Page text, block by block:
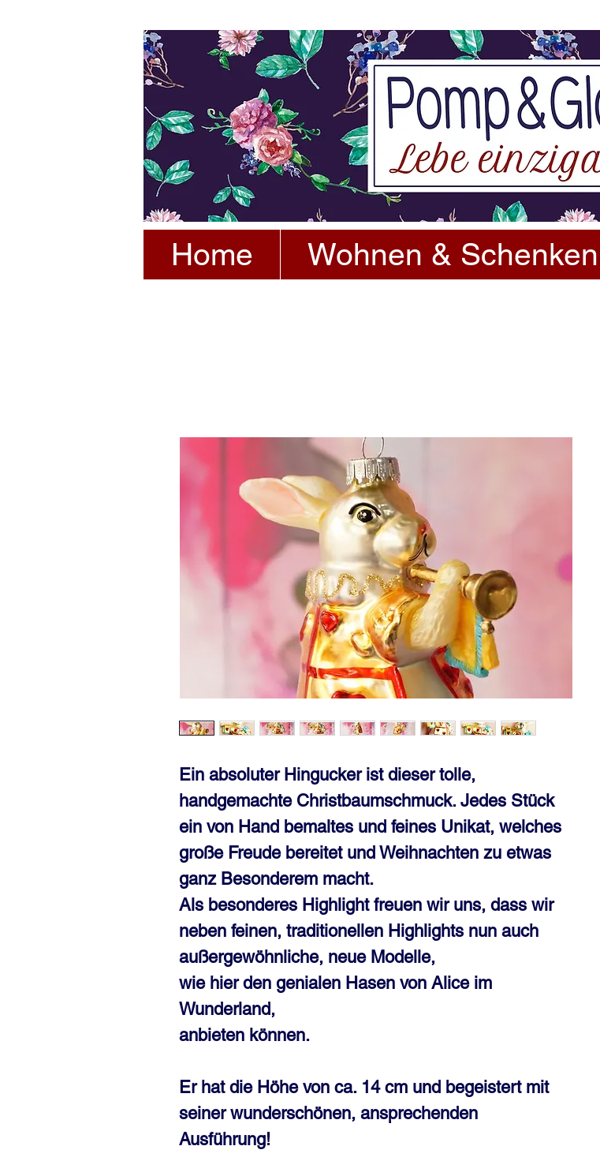
Home Wohnen & Schenken
Ein absoluter Hingucker ist dieser tolle,
handgemachte Christbaumschmuck. Jedes Stück
ein von Hand bemaltes und feines Unikat, welches
große Freude bereitet und Weihnachten zu etwas
ganz Besonderem macht.
Als besonderes Highlight freuen wir uns, dass wir
neben feinen, traditionellen Highlights nun auch
außergewöhnliche, neue Modelle,
wie hier den genialen Hasen von Alice im
Wunderland,
anbieten können.
Er hat die Höhe von ca. 14 cm und begeistert mit
seiner wunderschönen, ansprechenden
Ausführung!